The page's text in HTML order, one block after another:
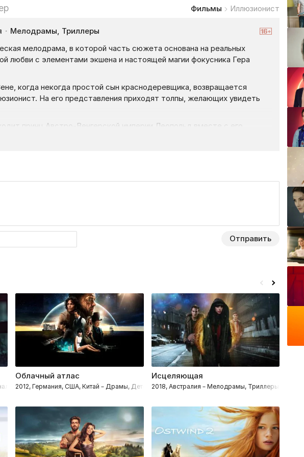
Фильмы Иллюзионист
· Мелодрамы, Триллеры
мелодрама, в которой часть сюжета основана на реальных
любви с элементами экшена и настоящей магии фокусника Гера
когда некогда простой сын краснодеревщика, возвращается
На его представления приходят толпы, желающих увидеть
принц Австро-Венгерской империи Леопольд вместе с его
когда-то в детстве дружил Айзенхайм. Перед этим Леопольд
кронпринца.
деле вернулся в Вену фокусник и не собирается уступать ему
не намерен душить свой любовный порыв и уговаривает Софи
Отправить
Мелодрамы, Детективы
Облачный атлас
2012, Германия, США, Китай – Драмы, Детективы, Фантастика
Исцеляющая
2018, Австралия – Мелодрамы, Триллеры, Фэнтези